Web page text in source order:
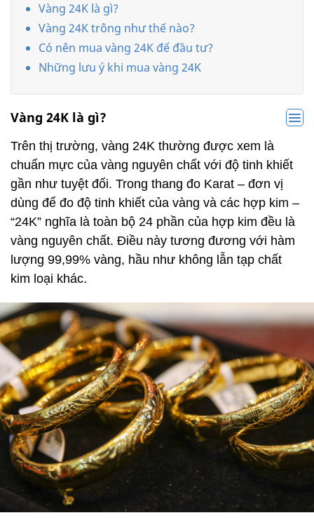
Vàng 24K là gì?
Vàng 24K trông như thế nào?
Có nên mua vàng 24K để đầu tư?
Những lưu ý khi mua vàng 24K
Vàng 24K là gì?
Trên thị trường, vàng 24K thường được xem là
chuẩn mực của vàng nguyên chất với độ tinh khiết
gần như tuyệt đối. Trong thang đo Karat – đơn vị
dùng để đo độ tinh khiết của vàng và các hợp kim –
“24K” nghĩa là toàn bộ 24 phần của hợp kim đều là
vàng nguyên chất. Điều này tương đương với hàm
lượng 99,99% vàng, hầu như không lẫn tạp chất
kim loại khác.